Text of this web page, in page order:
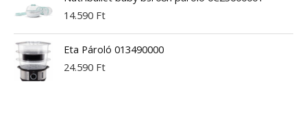
14.590 Ft
Eta Pároló 013490000
24.590 Ft